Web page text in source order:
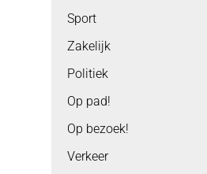
Sport
Zakelijk
Politiek
Op pad!
Op bezoek!
Verkeer